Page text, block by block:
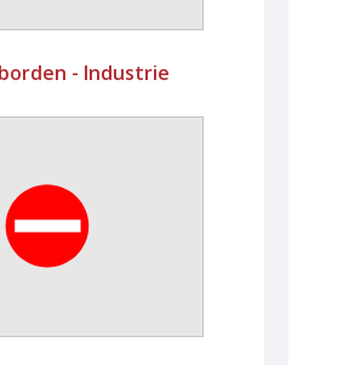
- Industrie